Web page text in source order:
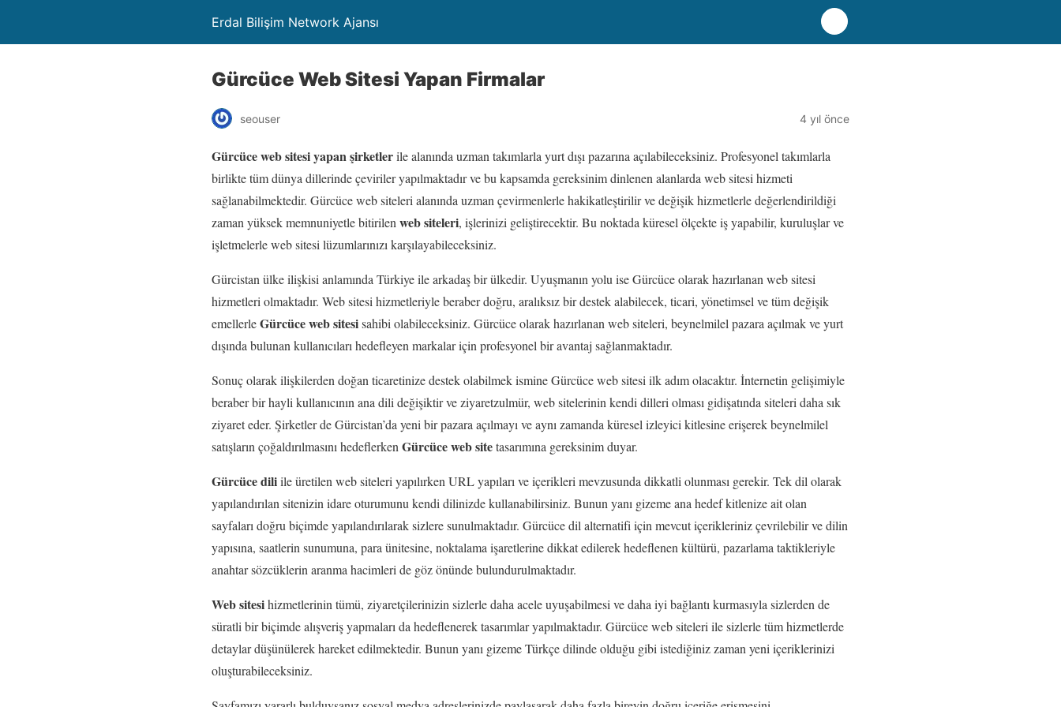
Erdal Bilişim Network Ajansı
Gürcüce Web Sitesi Yapan Firmalar
seouser 4 yıl önce
Gürcüce web sitesi yapan şirketlerile alanında uzman takımlarla yurt dışı pazarına açılabileceksiniz. Profesyonel takımlarla
birlikte tüm dünya dillerinde çeviriler yapılmaktadır ve bu kapsamda gereksinim dinlenen alanlarda web sitesi hizmeti
sağlanabilmektedir. Gürcüce web siteleri alanında uzman çevirmenlerle hakikatleştirilir ve değişik hizmetlerle değerlendirildiği
zaman yüksek memnuniyetle bitirilen web siteleri, işlerinizi geliştirecektir. Bu noktada küresel ölçekte iş yapabilir, kuruluşlar ve
işletmelerle web sitesi lüzumlarınızı karşılayabileceksiniz.
Gürcistan ülke ilişkisi anlamında Türkiye ile arkadaş bir ülkedir. Uyuşmanın yolu ise Gürcüce olarak hazırlanan web sitesi
hizmetleri olmaktadır. Web sitesi hizmetleriyle beraber doğru, aralıksız bir destek alabilecek, ticari, yönetimsel ve tüm değişik
emellerleGürcüce web sitesisahibi olabileceksiniz. Gürcüce olarak hazırlanan web siteleri, beynelmilel pazara açılmak ve yurt
dışında bulunan kullanıcıları hedefleyen markalar için profesyonel bir avantaj sağlanmaktadır.
Sonuç olarak ilişkilerden doğan ticaretinize destek olabilmek ismine Gürcüce web sitesi ilk adım olacaktır. İnternetin gelişimiyle
beraber bir hayli kullanıcının ana dili değişiktir ve ziyaretzulmür, web sitelerinin kendi dilleri olması gidişatında siteleri daha sık
ziyaret eder. Şirketler de Gürcistan’da yeni bir pazara açılmayı ve aynı zamanda küresel izleyici kitlesine erişerek beynelmilel
satışların çoğaldırılmasını hedeflerken Gürcüce web sitetasarımına gereksinim duyar.
Gürcüce diliile üretilen web siteleri yapılırken URL yapıları ve içerikleri mevzusunda dikkatli olunması gerekir. Tek dil olarak
yapılandırılan sitenizin idare oturumunu kendi dilinizde kullanabilirsiniz. Bunun yanı gizeme ana hedef kitlenize ait olan
sayfaları doğru biçimde yapılandırılarak sizlere sunulmaktadır. Gürcüce dil alternatifi için mevcut içerikleriniz çevrilebilir ve dilin
yapısına, saatlerin sunumuna, para ünitesine, noktalama işaretlerine dikkat edilerek hedeflenen kültürü, pazarlama taktikleriyle
anahtar sözcüklerin aranma hacimleri de göz önünde bulundurulmaktadır.
Web sitesihizmetlerinin tümü, ziyaretçilerinizin sizlerle daha acele uyuşabilmesi ve daha iyi bağlantı kurmasıyla sizlerden de
süratli bir biçimde alışveriş yapmaları da hedeflenerek tasarımlar yapılmaktadır. Gürcüce web siteleri ile sizlerle tüm hizmetlerde
detaylar düşünülerek hareket edilmektedir. Bunun yanı gizeme Türkçe dilinde olduğu gibi istediğiniz zaman yeni içeriklerinizi
oluşturabileceksiniz.